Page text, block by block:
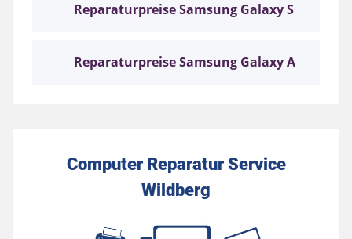
Reparaturpreise Samsung Galaxy S
Reparaturpreise Samsung Galaxy A
Computer Reparatur Service
Wildberg